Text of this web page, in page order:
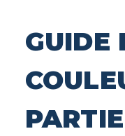
GUIDE